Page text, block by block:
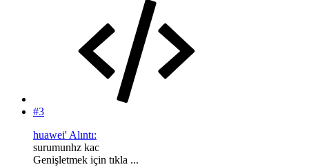
#3
huawei' Alıntı:
surumunhz kac
Genişletmek için tıkla ...